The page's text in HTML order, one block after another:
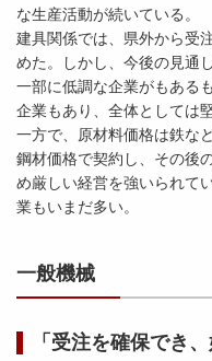
な生産活動が続いている。
建具関係では、県外から受
めた。しかし、今後の見通
一部に低調な企業がもある
企業もあり、全体としては
一方で、原材料価格は鉄な
鋼材価格で契約し、その後
め厳しい経営を強いられて
業もいまだ多い。
一般機械
「受注を確保でき